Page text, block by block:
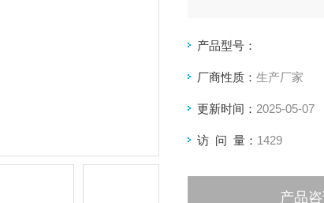
产品型号：
厂商性质： 生产厂家
更新时间： 2025-05-07
访 问 量： 1429
产品